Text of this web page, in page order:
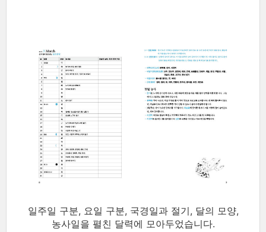
일주일 구분, 요일 구분, 국경일과 절기, 달의 모양,
농사일을 펼친 달력에 모아두었습니다.